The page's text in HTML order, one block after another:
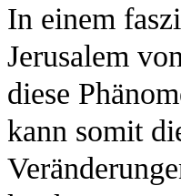
In einem
Jerusalem
diese
kann somit